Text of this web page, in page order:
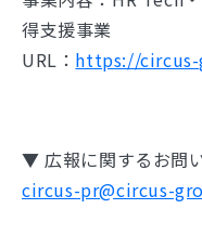
得支援事業
URL： https://
▼ 広報に関するお問
circus-pr@circus-